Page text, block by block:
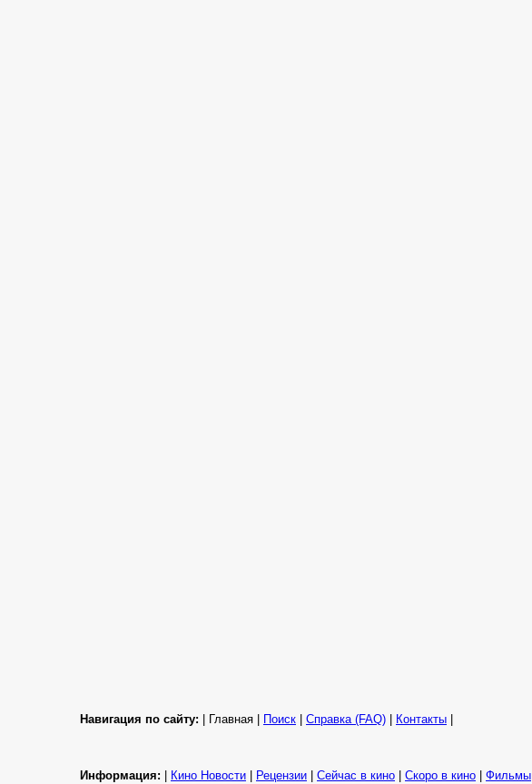
Навигация по сайту: | Главная | Поиск Справка (FAQ) Контакты
Информация: Кино Новости Рецензии Сейчас в кино Скоро в кино Фильмы